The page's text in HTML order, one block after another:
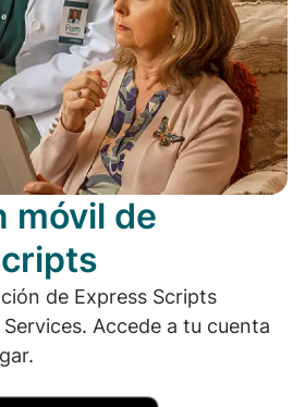
móvil de
de Express Scripts
Accede a tu cuenta